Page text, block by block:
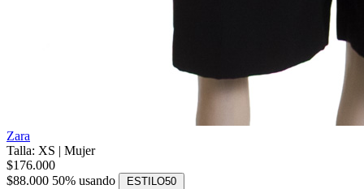
Zara
Talla: XS | Mujer
$176.000
$88.000 50% usando ESTILO50